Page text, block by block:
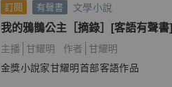
訂閱 有聲書 文學小說
我的鴉鵲公主［摘錄］[客語有聲書]
主播 甘耀明 作者
甘耀明
金獎小說家甘耀明首部客語作品